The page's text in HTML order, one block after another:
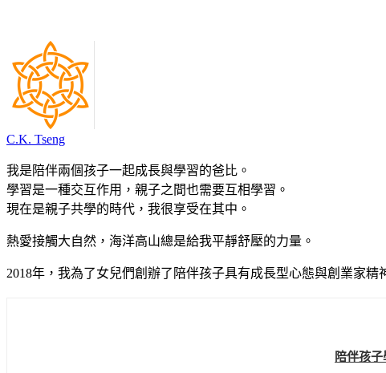
C.K. Tseng
我是陪伴兩個孩子一起成長與學習的爸比。
學習是一種交互作用，親子之間也需要互相學習。
現在是親子共學的時代，我很享受在其中。
熱愛接觸大自然，海洋高山總是給我平靜舒壓的力量。
2018年，我為了女兒們創辦了陪伴孩子具有成長型心態與創業家精
陪伴孩